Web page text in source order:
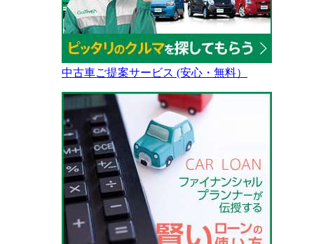
中古車ご提案サービス (安心・無料）